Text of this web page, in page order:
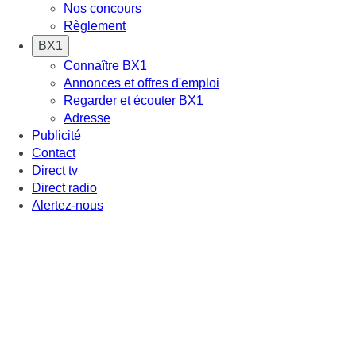
Nos concours
Règlement
BX1
Connaître BX1
Annonces et offres d'emploi
Regarder et écouter BX1
Adresse
Publicité
Contact
Direct tv
Direct radio
Alertez-nous